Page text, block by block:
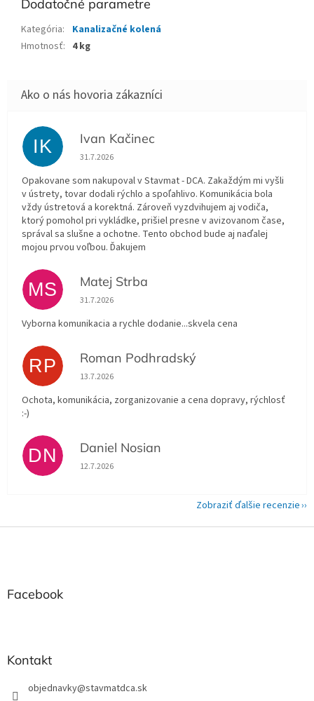
Dodatočné parametre
Kategória:
Kanalizačné kolená
Hmotnosť: 4 kg
IK Ivan Kačinec
Hodnotenie obchodu je 5 z 5 hviezdičiek.
31.7.2026
Opakovane som nakupoval v Stavmat - DCA. Zakaždým mi vyšli
v ústrety, tovar dodali rýchlo a spoľahlivo. Komunikácia bola
vždy ústretová a korektná. Zároveň vyzdvihujem aj vodiča,
ktorý pomohol pri vykládke, prišiel presne v avizovanom čase,
správal sa slušne a ochotne. Tento obchod bude aj naďalej
mojou prvou voľbou. Ďakujem
MS Matej Strba
Hodnotenie obchodu je 5 z 5 hviezdičiek.
31.7.2026
Vyborna komunikacia a rychle dodanie...skvela cena
RP Roman Podhradský
Hodnotenie obchodu je 5 z 5 hviezdičiek.
13.7.2026
Ochota, komunikácia, zorganizovanie a cena dopravy, rýchlosť
:-)
DN Daniel Nosian
Hodnotenie obchodu je 5 z 5 hviezdičiek.
12.7.2026
Zobraziť ďalšie recenzie
Facebook
Kontakt
objednavky@stavmatdca.sk